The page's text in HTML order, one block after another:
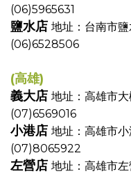
(06)5965631
鹽水店 地址：台南市
(06)6528506
(高雄)
義大店 地址：高雄市
(07)6569016
小港店 地址：高雄市
(07)8065922
左營店 地址：高雄市